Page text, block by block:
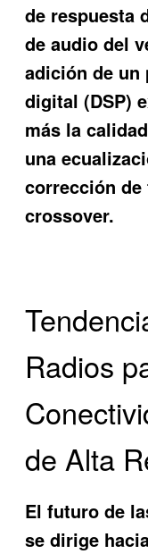
de respuesta
de audio del
adición de un
digital (DSP)
más la
una
corrección
crossover.
Radios
de Alta
El futuro de
se dirige